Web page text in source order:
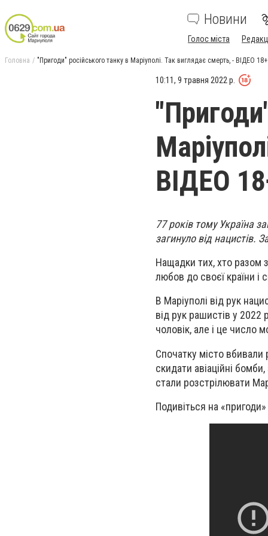
Новини
Голос міста
Головна "Пригоди" російського танку в Маріуполі. Так виглядає смерть, - ВІДЕО 18+
10:11, 9 травня 2022 р.
ВІДЕО
77 років тому Україна
загинуло від нацистів.
Нащадки тих, хто разом
любов до своєї країни і
В Маріуполі від рук
від рук рашистів у
чоловік, але і це число
Спочатку місто вбивали
скидати авіаційні
стали розстрілювати
Подивіться на